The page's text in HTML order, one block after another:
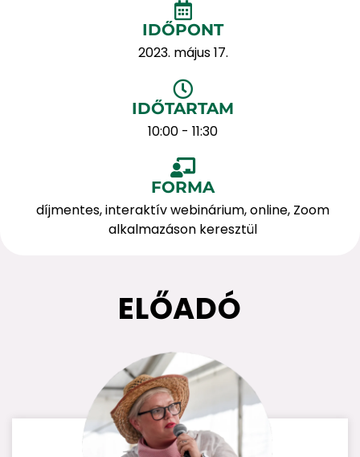
IDŐPONT
2023. május 17.
IDŐTARTAM
10:00 - 11:30
FORMA
díjmentes, interaktív webinárium, online, Zoom
alkalmazáson keresztül
ELŐADÓ